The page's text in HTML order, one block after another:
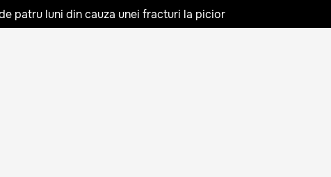
patru luni din cauza unei fracturi la picior